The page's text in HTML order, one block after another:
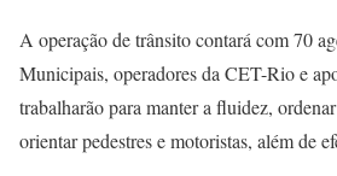
A operação de trânsito contará com 70
Municipais, operadores da CET-Rio e
trabalharão para manter a fluidez,
orientar pedestres e motoristas, além de